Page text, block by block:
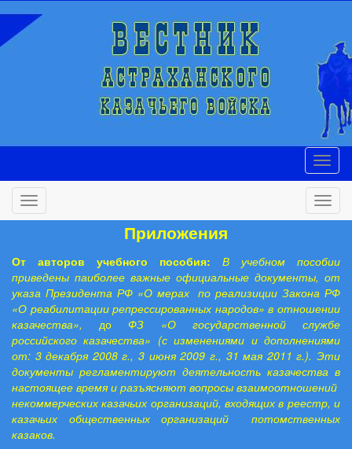
Приложения
От авторов учебного пособия:
В учебном пособии
приведены паиболее важные официальные документы, от
указа Президента РФ «О мерах по реализиции Закона РФ
«О реабилитации репрессированных народов» в отношении
казачества», доФЗ «О государственной службе
российского казачества» (с изменениями и дополнениями
от: 3 декабря 2008 г., 3 июня 2009 г., 31 мая 2011 г.). Эти
документы регламентируют деятельность казачества в
настоящее время и разъясняют вопросы взаимоотношений
некоммерческих казачьих организаций, входящих в реестр, и
казачьих общественных организаций потомственных
казаков.